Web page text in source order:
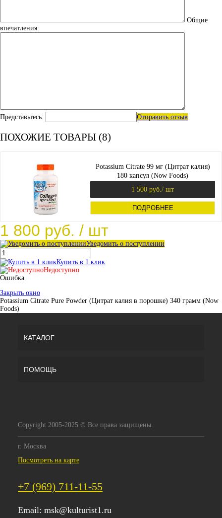
Общие
впечатления:
Представьтесь: Отправить отзыв
ПОХОЖИЕ ТОВАРЫ (8)
Potassium Citrate 99 мг (Цитрат калия)
180 капсул (Now Foods)
1 500 руб. / шт
ПОДРОБНЕЕ
1 800 руб. / шт
Уведомить о поступлении
Купить в 1 клик
Недоступно
Ошибка
Закрыть окно
Potassium Citrate Pure Powder (Цитрат калия в порошке) 340 грамм (Now
Foods)
КАТАЛОГ
ПОМОЩЬ
Copyright 2005-2025 © Все права защищены.
г. Москва
Посмотреть на карте
+7 (969) 711-11-55
Email: msk@kulturist1.ru